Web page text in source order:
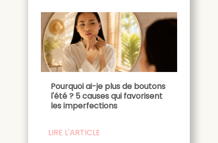
Pourquoi ai-je plus de boutons
l'été ? 5 causes qui favorisent
les imperfections
LIRE L'ARTICLE